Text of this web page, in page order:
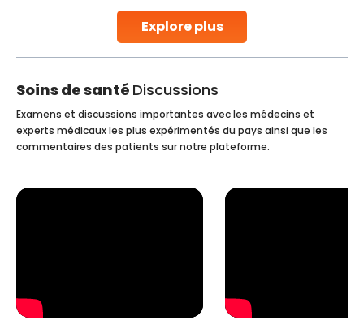
Explore plus
Studies, such as one published
Soins de santé Discussions
Examens et discussions importantes avec les médecins et
experts médicaux les plus expérimentés du pays ainsi que les
commentaires des patients sur notre plateforme.